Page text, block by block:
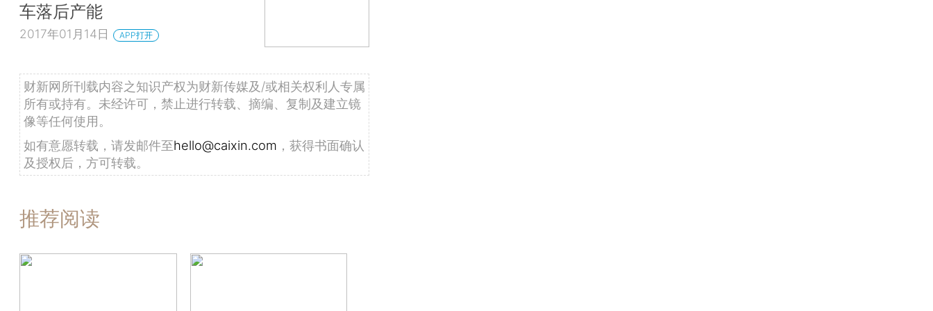
车落后产能
2017年01月14日 APP打开
财新网所刊载内容之知识产权为财新传媒及/或相关权利人专属
所有或持有。未经许可，禁止进行转载、摘编、复制及建立镜
像等任何使用。
如有意愿转载，请发邮件至hello@caixin.com ，获得书面确认
及授权后，方可转载。
推荐阅读